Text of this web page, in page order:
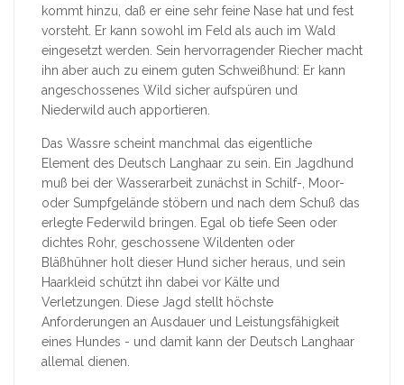
kommt hinzu, daß er eine sehr feine Nase hat und fest
vorsteht. Er kann sowohl im Feld als auch im Wald
eingesetzt werden. Sein hervorragender Riecher macht
ihn aber auch zu einem guten Schweißhund: Er kann
angeschossenes Wild sicher aufspüren und
Niederwild auch apportieren.
Das Wassre scheint manchmal das eigentliche
Element des Deutsch Langhaar zu sein. Ein Jagdhund
muß bei der Wasserarbeit zunächst in Schilf-, Moor-
oder Sumpfgelände stöbern und nach dem Schuß das
erlegte Federwild bringen. Egal ob tiefe Seen oder
dichtes Rohr, geschossene Wildenten oder
Bläßhühner holt dieser Hund sicher heraus, und sein
Haarkleid schützt ihn dabei vor Kälte und
Verletzungen. Diese Jagd stellt höchste
Anforderungen an Ausdauer und Leistungsfähigkeit
eines Hundes - und damit kann der Deutsch Langhaar
allemal dienen.